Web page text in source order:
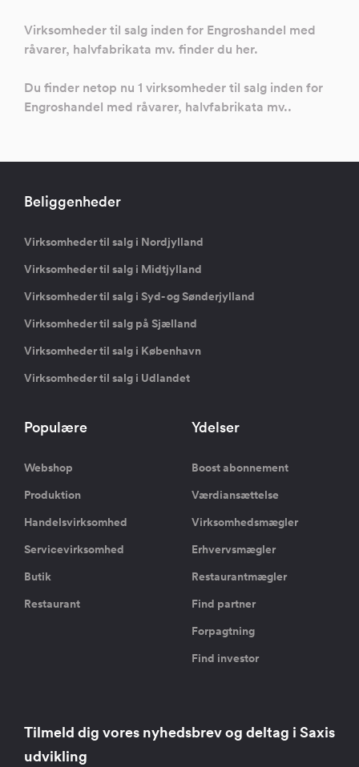
Virksomheder til salg inden for Engroshandel med
råvarer, halvfabrikata mv. finder du her.
Du finder netop nu 1 virksomheder til salg inden for
Engroshandel med råvarer, halvfabrikata mv..
Beliggenheder
Virksomheder til salg i Nordjylland
Virksomheder til salg i Midtjylland
Virksomheder til salg i Syd- og Sønderjylland
Virksomheder til salg på Sjælland
Virksomheder til salg i København
Virksomheder til salg i Udlandet
Populære
Webshop
Produktion
Handelsvirksomhed
Servicevirksomhed
Butik
Restaurant
Ydelser
Boost abonnement
Værdiansættelse
Virksomhedsmægler
Erhvervsmægler
Restaurantmægler
Find partner
Forpagtning
Find investor
Tilmeld dig vores nyhedsbrev og deltag i Saxis
udvikling